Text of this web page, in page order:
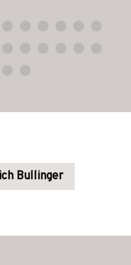
Bullinger